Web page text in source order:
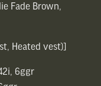
Fade Brown,
Heated vest)]
6ggr